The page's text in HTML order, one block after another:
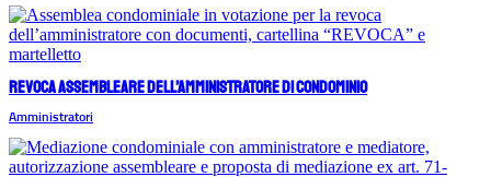
Revoca assembleare dell’amministratore di condominio
Amministratori